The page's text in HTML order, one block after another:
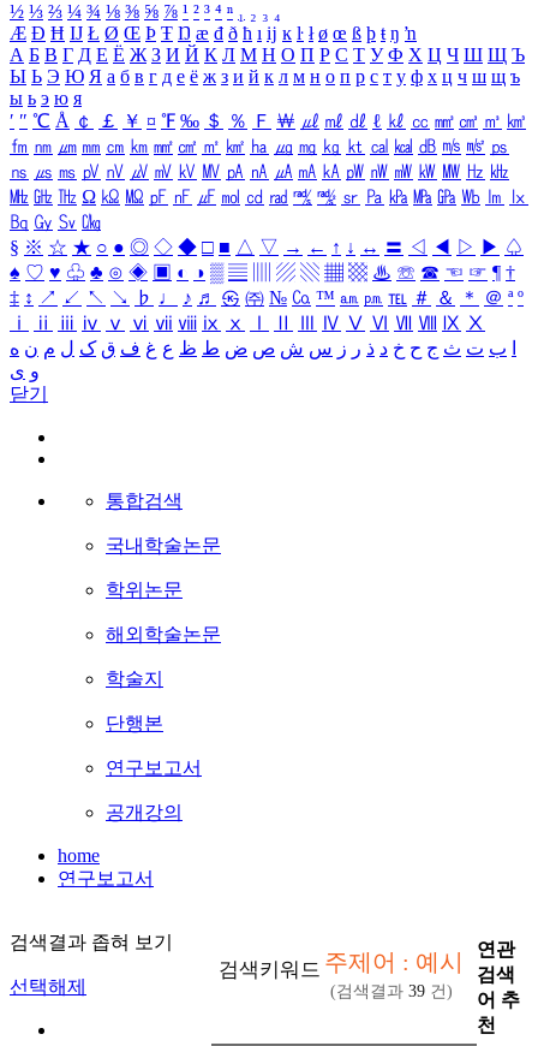
½ ⅓ ⅔ ¼ ¾ ⅛ ⅜ ⅝ ⅞ ¹ ² ³ ⁴ ⁿ ₁ ₂ ₃ ₄
Æ Ð Ħ Ĳ Ł Ø Œ Þ Ŧ Ŋ æ đ ð ħ ı ĳ ĸ ŀ ł ø œ ß þ ŧ ŋ ŉ
А Б В Г Д Е Ё Ж З И Й К Л М Н О П Р С Т У Ф Х Ц Ч Ш Щ Ъ
Ы Ь Э Ю Я а б в г д е ё ж з и й к л м н о п р с т у ф х ц ч ш щ ъ
ы ь э ю я
′ ″ ℃ Å ￠ ￡ ￥ ¤ ℉ ‰ ＄ ％ Ｆ ￦ ㎕ ㎖ ㎗ ℓ ㎘ ㏄ ㎣ ㎤ ㎥ ㎦
㎙ ㎚ ㎛ ㎜ ㎝ ㎞ ㎟ ㎠ ㎡ ㎢ ㏊ ㎍ ㎎ ㎏ ㏏ ㎈ ㎉ ㏈ ㎧ ㎨ ㎰
㎱ ㎲ ㎳ ㎴ ㎵ ㎶ ㎷ ㎸ ㎹ ㎀ ㎁ ㎂ ㎃ ㎄ ㎺ ㎻ ㎽ ㎾ ㎿ ㎐ ㎑
㎒ ㎓ ㎔ Ω ㏀ ㏁ ㎊ ㎋ ㎌ ㏖ ㏅ ㎭ ㎮ ㎯ ㏛ ㎩ ㎪ ㎫ ㎬ ㏝ ㏐
㏓
㏃ ㏉ ㏜ ㏆
§ ※ ☆ ★ ○ ● ◎ ◇ ◆ □ ■ △ ▽ → ← ↑ ↓ ↔ 〓 ◁ ◀ ▷ ▶ ♤
♠ ♡ ♥ ♧ ♣ ⊙ ◈ ▣ ◐ ◑ ▒ ▤ ▨ ▧ ▦ ▩ ♨ ☏ ☎ ☜ ☞ ¶ †
‡ ↕ ↗ ↙ ↖ ↘ ♭ ♩ ♪ ♬ ㉿ ㈜ № ㏇ ™ ㏂ ㏘ ℡ ＃ ＆ ＊ ＠ ª º
ⅰ
ⅱ ⅲ ⅳ ⅴ ⅵ ⅶ ⅷ ⅸ ⅹ Ⅳ Ⅴ Ⅵ Ⅶ Ⅷ Ⅸ Ⅹ
ب ت ث ج ح خ د ذ ر ز س ش ص ض ط ظ ع غ ف ق ک ل م ن ه
و ی
닫기
통합검색
국내학술논문
학위논문
해외학술논문
학술지
단행본
연구보고서
공개강의
home
연구보고서
검색결과 좁혀 보기
선택해제
검색키워드 주제어 : 예시
(검색결과 39 건)
연관
검색
어 추
천